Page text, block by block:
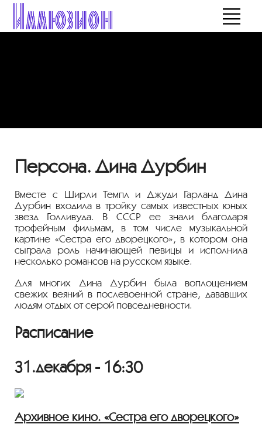
Персона. Дина Дурбин
Вместе с Ширли Темпл и Джуди Гарланд Дина
Дурбин входила в тройку самых известных юных
звезд Голливуда. В СССР ее знали благодаря
трофейным фильмам, в том числе музыкальной
картине «Сестра его дворецкого», в котором она
сыграла роль начинающей певицы и исполнила
несколько романсов на русском языке.
Для многих Дина Дурбин была воплощением
свежих веяний в послевоенной стране, дававших
людям отдых от серой повседневности.
Расписание
31.декабря - 16:30
Архивное кино. «Сестра его дворецкого»